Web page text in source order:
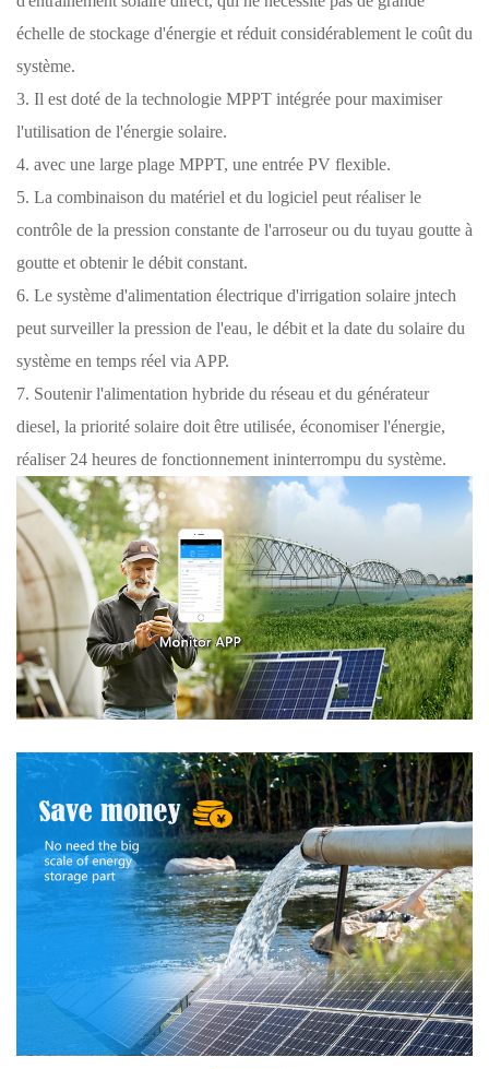
échelle de stockage d'énergie et réduit considérablement le coût du
système.
3. Il est doté de la technologie MPPT intégrée pour maximiser
l'utilisation de l'énergie solaire.
4. avec une large plage MPPT, une entrée PV flexible.
5. La combinaison du matériel et du logiciel peut réaliser le
contrôle de la pression constante de l'arroseur ou du tuyau goutte à
goutte et obtenir le débit constant.
6. Le système d'alimentation électrique d'irrigation solaire jntech
peut surveiller la pression de l'eau, le débit et la date du solaire du
système en temps réel via APP.
7. Soutenir l'alimentation hybride du réseau et du générateur
diesel, la priorité solaire doit être utilisée, économiser l'énergie,
réaliser 24 heures de fonctionnement ininterrompu du système.